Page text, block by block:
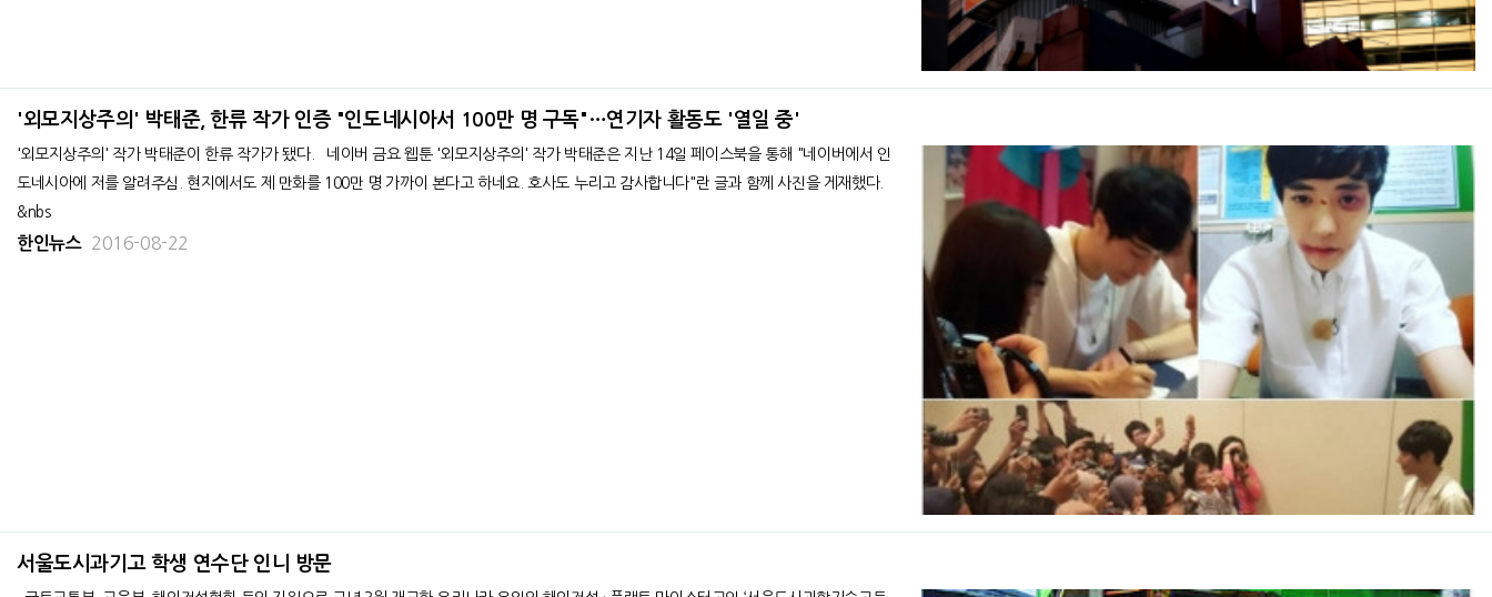
'외모지상주의' 박태준, 한류 작가 인증 "인도네시아서 100만 명 구독"…연기자 활동도 '열일 중'
'외모지상주의' 작가 박태준이 한류 작가가 됐다. 네이버 금요 웹툰 '외모지상주의' 작가 박태준은 지난 14일 페이스북을 통해 "네이버에서 인
도네시아에 저를 알려주심. 현지에서도 제 만화를 100만 명 가까이 본다고 하네요. 호사도 누리고 감사합니다"란 글과 함께 사진을 게재했다.
&nbs
한인뉴스 2016-08-22
서울도시과기고 학생 연수단 인니 방문